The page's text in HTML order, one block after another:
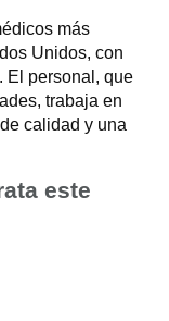
más
Unidos, con
El personal, que
trabaja en
calidad y una
este